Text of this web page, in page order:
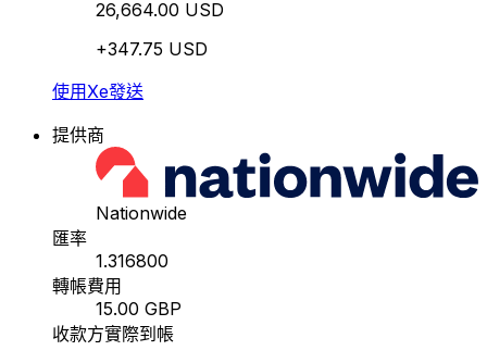
26,664.00 USD
+347.75 USD
使用Xe發送
提供商
Nationwide
匯率
1.316800
轉帳費用
15.00 GBP
收款方實際到帳